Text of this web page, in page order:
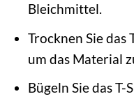
Bleichmittel.
Trocknen Sie das
um das Material
Bügeln Sie das